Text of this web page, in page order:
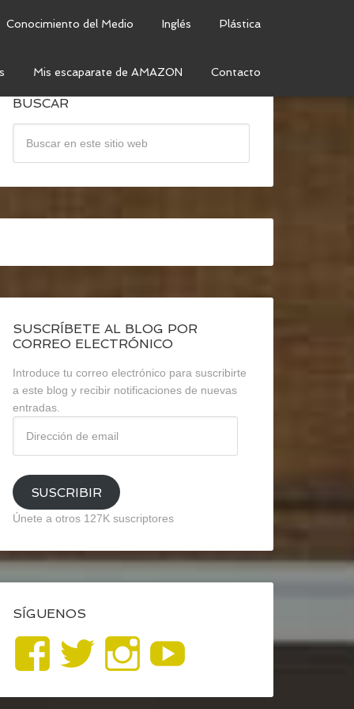
Conocimiento del Medio Inglés Plástica
Mis escaparate de AMAZON Contacto
BUSCAR
SUSCRÍBETE AL BLOG POR
CORREO ELECTRÓNICO
Introduce tu correo electrónico para suscribirte
a este blog y recibir notificaciones de nuevas
entradas.
email
SUSCRIBIR
Únete a otros 127K suscriptores
SÍGUENOS
Ver
perfil
Ver
perfil
Ver
perfil
YouTube